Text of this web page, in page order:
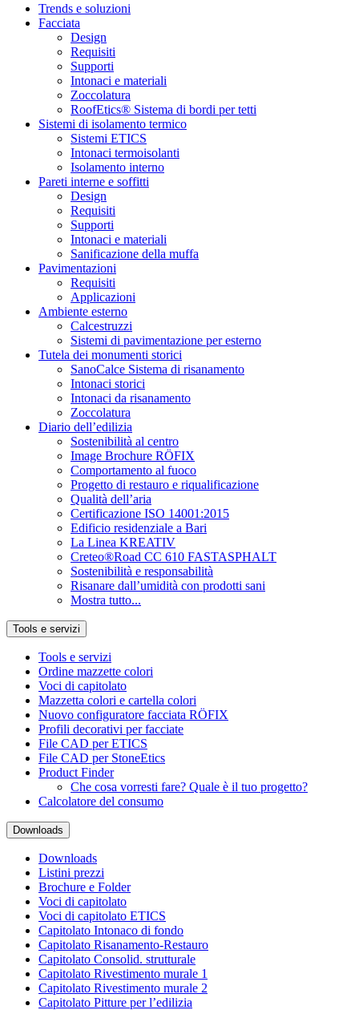
Trends e soluzioni
Facciata
Design
Requisiti
Supporti
Intonaci e materiali
Zoccolatura
RoofEtics® Sistema di bordi per tetti
Sistemi di isolamento termico
Sistemi ETICS
Intonaci termoisolanti
Isolamento interno
Pareti interne e soffitti
Design
Requisiti
Supporti
Intonaci e materiali
Sanificazione della muffa
Pavimentazioni
Requisiti
Applicazioni
Ambiente esterno
Calcestruzzi
Sistemi di pavimentazione per esterno
Tutela dei monumenti storici
SanoCalce Sistema di risanamento
Intonaci storici
Intonaci da risanamento
Zoccolatura
Diario dell’edilizia
Sostenibilità al centro
Image Brochure RÖFIX
Comportamento al fuoco
Progetto di restauro e riqualificazione
Qualità dell’aria
Certificazione ISO 14001:2015
Edificio residenziale a Bari
La Linea KREATIV
Creteo®Road CC 610 FASTASPHALT
Sostenibilità e responsabilità
Risanare dall’umidità con prodotti sani
Mostra tutto...
Tools e servizi
Tools e servizi
Ordine mazzette colori
Voci di capitolato
Mazzetta colori e cartella colori
Nuovo configuratore facciata RÖFIX
Profili decorativi per facciate
File CAD per ETICS
File CAD per StoneEtics
Product Finder
Che cosa vorresti fare? Quale è il tuo progetto?
Calcolatore del consumo
Downloads
Downloads
Listini prezzi
Brochure e Folder
Voci di capitolato
Voci di capitolato ETICS
Capitolato Intonaco di fondo
Capitolato Risanamento-Restauro
Capitolato Consolid. strutturale
Capitolato Rivestimento murale 1
Capitolato Rivestimento murale 2
Capitolato Pitture per l’edilizia